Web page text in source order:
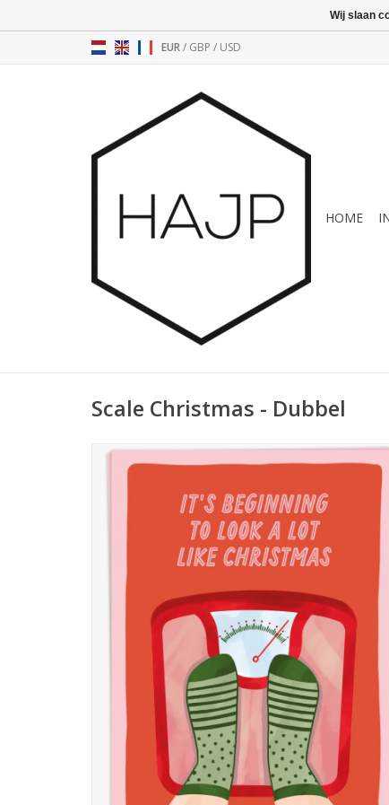
EUR/ GBP / USD
HOME
Scale Christmas - Dubbel
Wij slaan